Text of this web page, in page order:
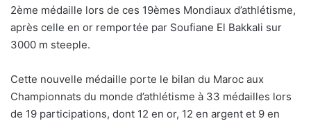
2ème médaille lors de ces 19èmes Mondiaux d’athlétisme,
après celle en or remportée par Soufiane El Bakkali sur
3000 m steeple.
Cette nouvelle médaille porte le bilan du Maroc aux
Championnats du monde d’athlétisme à 33 médailles lors
de 19 participations, dont 12 en or, 12 en argent et 9 en